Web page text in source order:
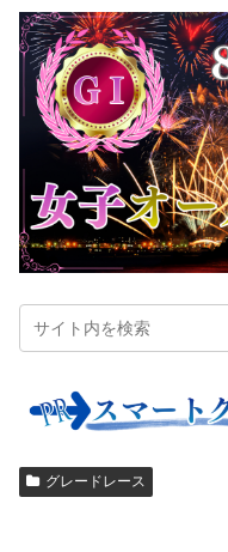
グレードレース